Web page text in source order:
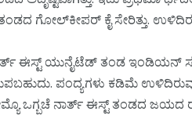
ಗೋಲ್‌ಕೀಪರ್ ಕೈ ಸೇರಿತ್ತು.
ಈಸ್ಟ್ ಯುನೈಟೆಡ್ ತಂಡ ಇಂಡಿಯನ್
ಪಂದ್ಯಗಳು ಕಡಿಮೆ
ಒಗ್ಬಚೆ ನಾರ್ತ್ ಈಸ್ಟ್ ತಂಡದ